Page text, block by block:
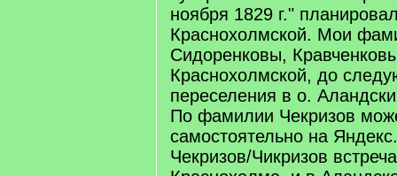
ноября 1829 г."
Краснохолмской. Мои
Сидоренковы,
Краснохолмской, до
переселения в о.
По фамилии Чекризов
самостоятельно на
Чекризов/Чикризов